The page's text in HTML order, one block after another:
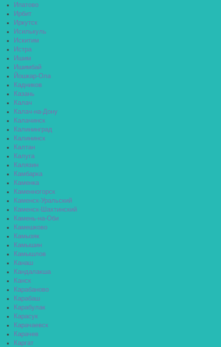
Ипатово
Ирбит
Иркутск
Исилькуль
Искитим
Истра
Ишим
Ишимбай
Йошкар-Ола
Кадников
Казань
Калач
Калач-на-Дону
Калачинск
Калининград
Калининск
Калтан
Калуга
Калязин
Камбарка
Каменка
Каменногорск
Каменск-Уральский
Каменск-Шахтинский
Камень-на-Оби
Камешково
Камызяк
Камышин
Камышлов
Канаш
Кандалакша
Канск
Карабаново
Карабаш
Карабулак
Карасук
Карачаевск
Карачев
Каргат